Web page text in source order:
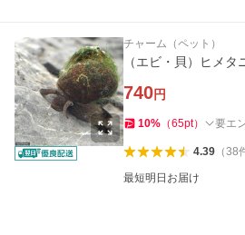
チャーム（ペット）
（エビ・貝）ヒメタ
740円
10% （65pt） 要エ
4.39（38
最短明日お届け